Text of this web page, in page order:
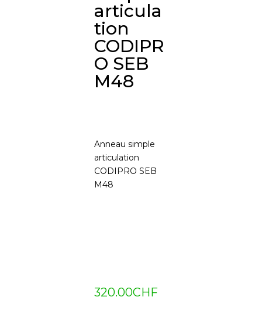
articula
tion
CODIPR
O SEB
M48
Anneau simple
articulation
CODIPRO SEB
M48
320.00CHF